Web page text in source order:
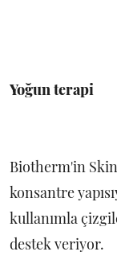
Yoğun terapi
Biotherm'in
konsantre
kullanımla
destek veriyor.